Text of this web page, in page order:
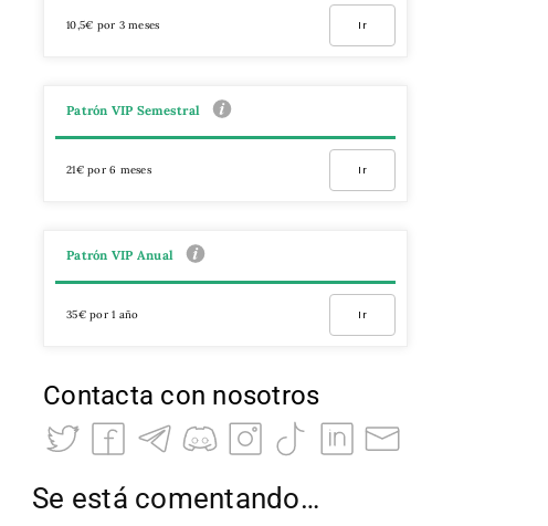
10,5€ por 3 meses Ir
Patrón VIP Semestral
21€ por 6 meses Ir
Patrón VIP Anual
35€ por 1 año Ir
Contacta con nosotros
Se está comentando…